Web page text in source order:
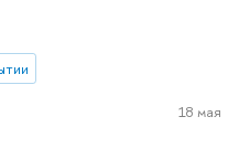
18 мая